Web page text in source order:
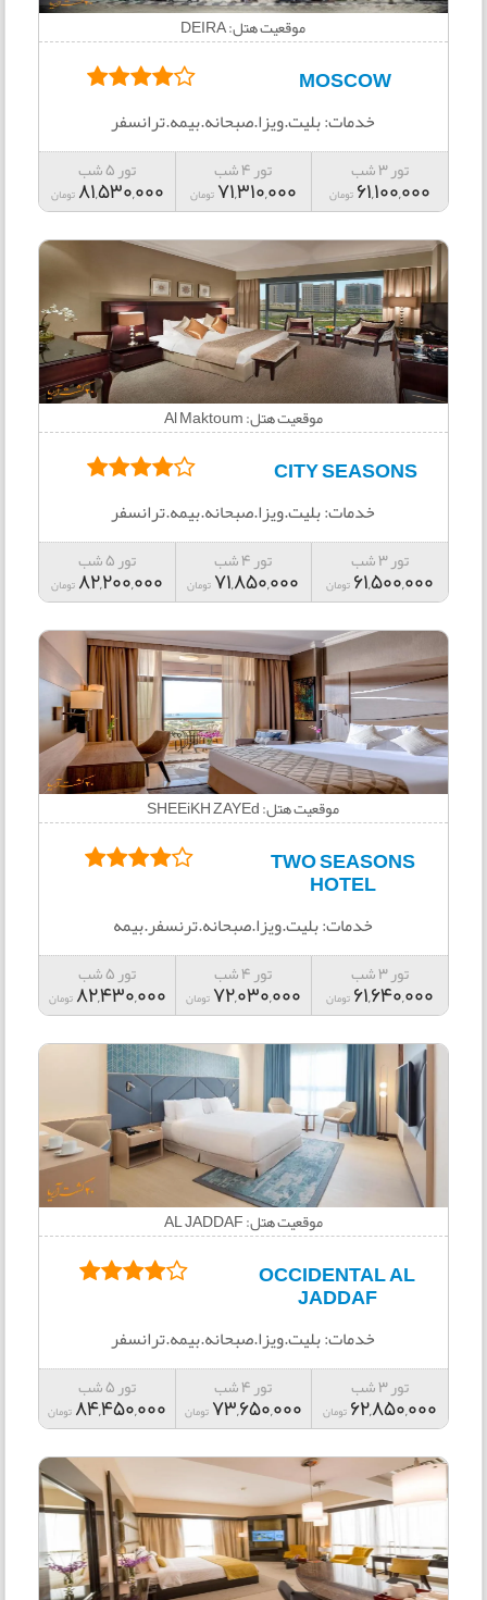
موقعیت هتل: DEIRA
MOSCOW
خدمات: بلیت.ویزا.صبحانه.بیمه.ترانسفر
تور 3 شب
61,100,000تومان
تور 4 شب
71,310,000 تومان
تور 5 شب
81,530,000 تومان
موقعیت هتل: Al Maktoum
CITY SEASONS
خدمات: بلیت.ویزا.صبحانه.بیمه.ترانسفر
تور 3 شب
61,500,000 تومان
تور 4 شب
71,850,000 تومان
تور 5 شب
82,200,000 تومان
موقعیت هتل: SHEEiKH ZAYEd
TWO SEASONS
HOTEL
خدمات: بلیت.ویزا.صبحانه.ترنسفر.بیمه
تور 3 شب
61,640,000 تومان
تور 4 شب
72,030,000 تومان
تور 5 شب
82,430,000 تومان
موقعیت هتل: AL JADDAF
OCCIDENTAL AL
JADDAF
خدمات: بلیت.ویزا.صبحانه.بیمه.ترانسفر
تور 3 شب
62,850,000 تومان
تور 4 شب
73,650,000 تومان
تور 5 شب
84,450,000 تومان